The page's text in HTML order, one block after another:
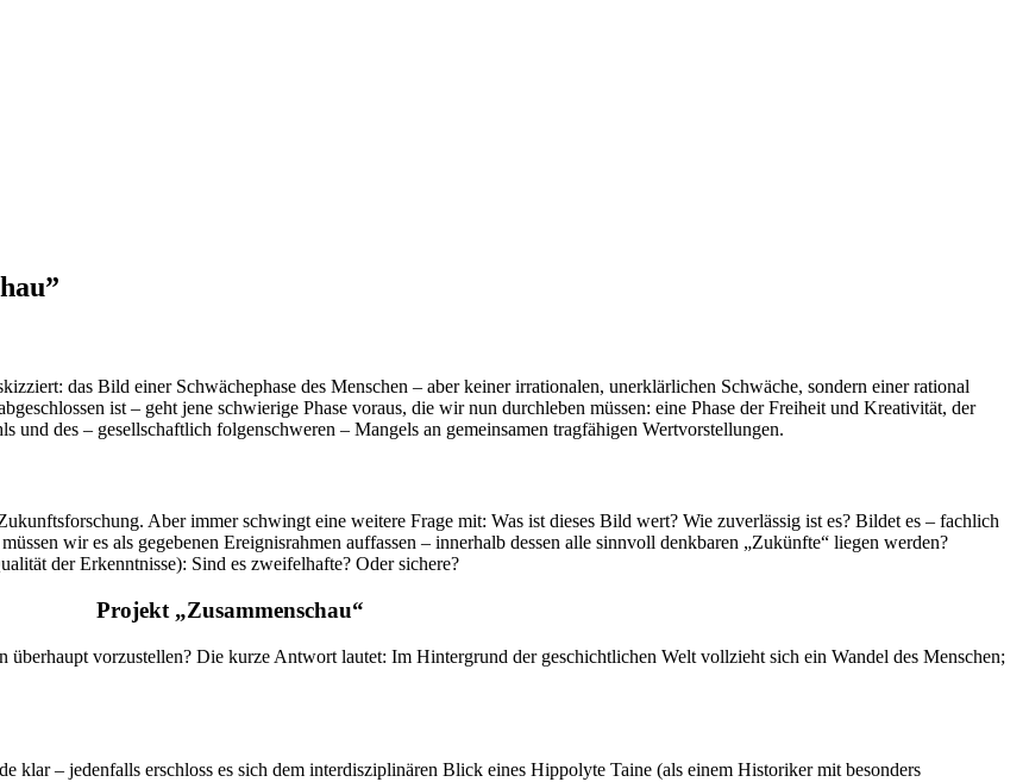
das Bild einer Schwächephase des Menschen – aber keiner irrationalen, unerklärlichen Schwäche, sondern einer rational
ist – geht jene schwierige Phase voraus, die wir nun durchleben müssen: eine Phase der Freiheit und Kreativität, der
und des – gesellschaftlich folgenschweren – Mangels an gemeinsamen tragfähigen Wertvorstellungen.
Aber immer schwingt eine weitere Frage mit: Was ist dieses Bild wert? Wie zuverlässig ist es? Bildet es – fachlich
wir es als gegebenen Ereignisrahmen auffassen – innerhalb dessen alle sinnvoll denkbaren „Zukünfte“ liegen werden?
der Erkenntnisse): Sind es zweifelhafte? Oder sichere?
Projekt „Zusammenschau“
überhaupt vorzustellen? Die kurze Antwort lautet: Im Hintergrund der geschichtlichen Welt vollzieht sich ein Wandel des Menschen;
klar – jedenfalls erschloss es sich dem interdisziplinären Blick eines Hippolyte Taine (als einem Historiker mit besonders